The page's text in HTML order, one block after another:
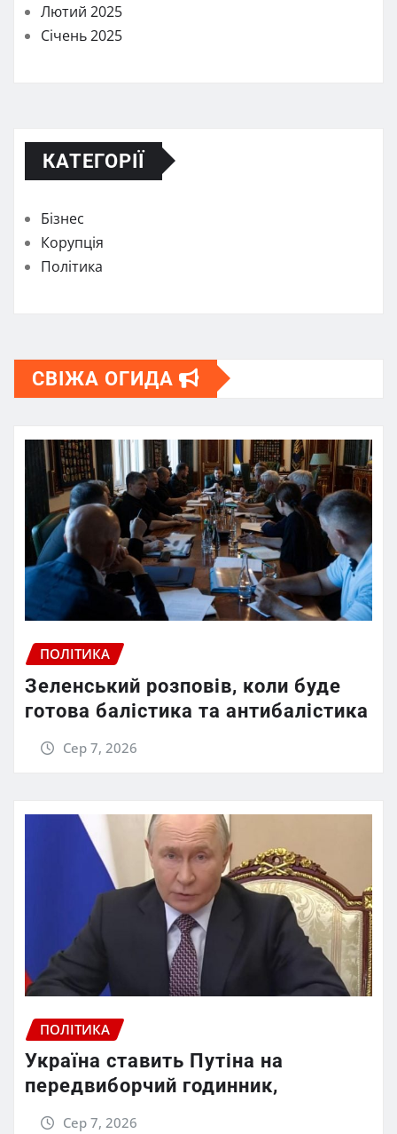
Лютий 2025
Січень 2025
КАТЕГОРІЇ
Бізнес
Корупція
Політика
СВІЖА ОГИДА
ПОЛІТИКА
Зеленський розповів, коли буде
готова балістика та антибалістика
Сер 7, 2026
ПОЛІТИКА
Україна ставить Путіна на
передвиборчий годинник,
Сер 7, 2026